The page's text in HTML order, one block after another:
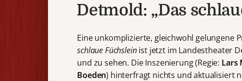
Detmold: „Das
Eine unkomplizierte, gleichwohl gelungene
schlaue Füchsleinist jetzt im Landestheater
und zu sehen. Die Inszenierung (Regie: Lars
Boeden) hinterfragt nichts und aktualisiert